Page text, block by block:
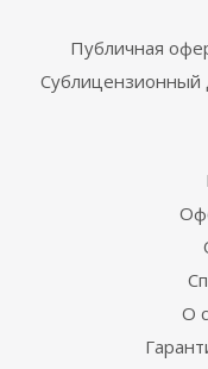
Публичная
Сублицензионный
О